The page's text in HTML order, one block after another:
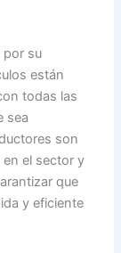
por su
están
todas las
sea
son
el sector y
que
y eficiente